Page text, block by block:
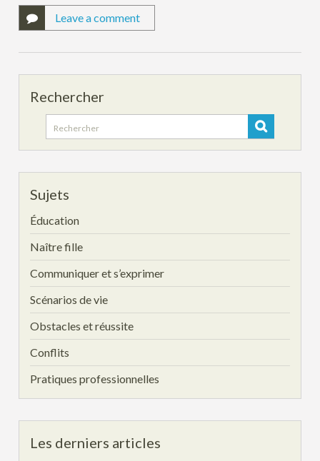
Leave a comment
Rechercher
Search
for:
Sujets
Éducation
Naître fille
Communiquer et s’exprimer
Scénarios de vie
Obstacles et réussite
Conflits
Pratiques professionnelles
Les derniers articles